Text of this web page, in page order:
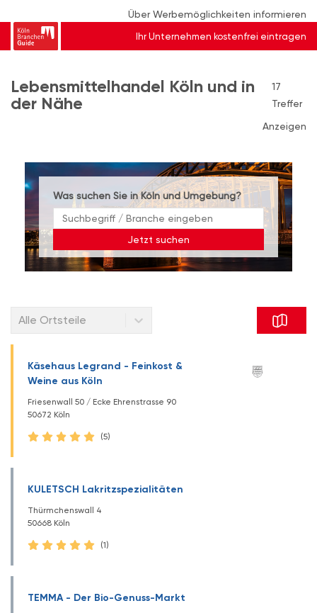
Über Werbemöglichkeiten informieren
Ihr Unternehmen kostenfrei eintragen
Lebensmittelhandel Köln und in
der Nähe
17
Treffer
Anzeigen
Was suchen Sie in Köln und Umgebung?
Jetzt suchen
Alle Ortsteile
Käsehaus Legrand - Feinkost &
Weine aus Köln
Friesenwall 50 / Ecke Ehrenstrasse 90
50672 Köln
(5)
KULETSCH Lakritzspezialitäten
Thürmchenswall 4
50668 Köln
(1)
TEMMA - Der Bio-Genuss-Markt